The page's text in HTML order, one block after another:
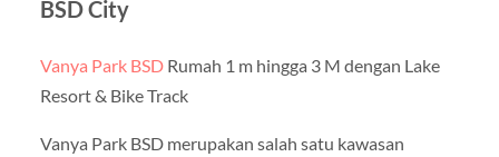
BSD City
Vanya Park BSDRumah 1 m hingga 3 M dengan Lake
Resort & Bike Track
Vanya Park BSD merupakan salah satu kawasan